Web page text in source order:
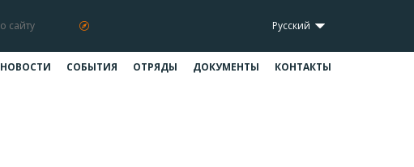
Русский
НОВОСТИ СОБЫТИЯ ОТРЯДЫ ДОКУМЕНТЫ КОНТАКТЫ